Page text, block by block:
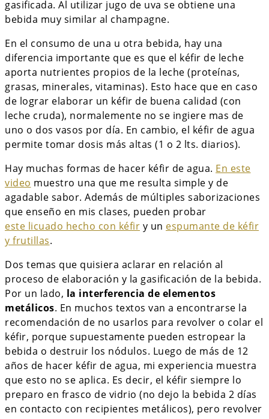
gasificada. Al utilizar jugo de uva se obtiene una
bebida muy similar al champagne.
En el consumo de una u otra bebida, hay una
diferencia importante que es que el kéfir de leche
aporta nutrientes propios de la leche (proteínas,
grasas, minerales, vitaminas). Esto hace que en caso
de lograr elaborar un kéfir de buena calidad (con
leche cruda), normalemente no se ingiere mas de
uno o dos vasos por día. En cambio, el kéfir de agua
permite tomar dosis más altas (1 o 2 lts. diarios).
Hay muchas formas de hacer kéfir de agua. En este
video muestro una que me resulta simple y de
agadable sabor. Además de múltiples saborizaciones
que enseño en mis clases, pueden probar
este licuado hecho con kéfir y un espumante de kéfir
y frutillas.
Dos temas que quisiera aclarar en relación al
proceso de elaboración y la gasificación de la bebida.
Por un lado, la interferencia de elementos
metálicos. En muchos textos van a encontrarse la
recomendación de no usarlos para revolver o colar el
kéfir, porque supuestamente pueden estropear la
bebida o destruir los nódulos. Luego de más de 12
años de hacer kéfir de agua, mi experiencia muestra
que esto no se aplica. Es decir, el kéfir siempre lo
preparo en frasco de vidrio (no dejo la bebida 2 días
en contacto con recipientes metálicos), pero revolver